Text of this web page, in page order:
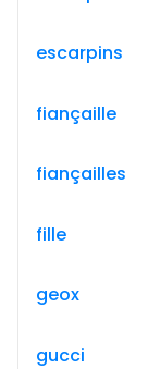
escarpins
fiançaille
fiançailles
fille
geox
gucci